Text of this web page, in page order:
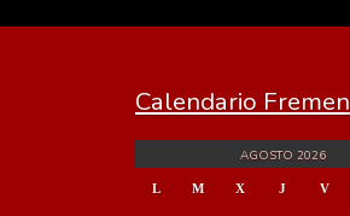
Calendario Fremen
AGOSTO 2026
L M X J V